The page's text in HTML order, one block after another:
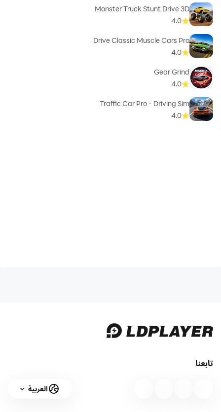
Monster Truck Stunt Drive 3D
4.0
Drive Classic Muscle Cars Pro
4.0
Gear Grind
4.0
Traffic Car Pro - Driving Sim
4.0
تابعنا
العربية